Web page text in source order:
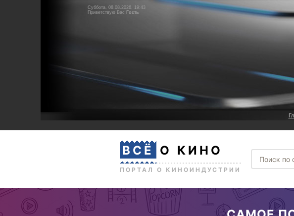
Суббота, 08.08.2026, 19:43
Приветствую Вас Гость